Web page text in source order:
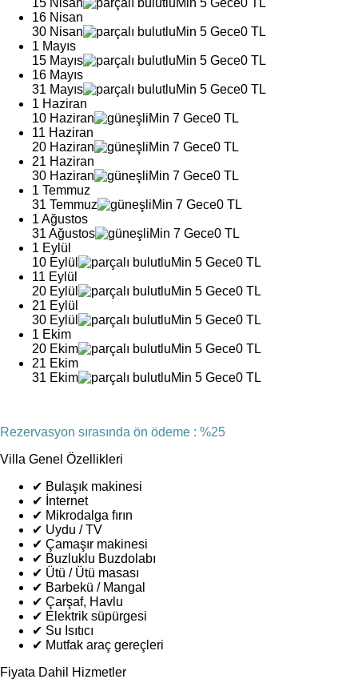
16 Nisan
30 Nisan
Min 5 Gece0 TL
1 Mayıs
15 Mayıs
Min 5 Gece0 TL
16 Mayıs
31 Mayıs
Min 5 Gece0 TL
1 Haziran
10 Haziran
Min 7 Gece0 TL
11 Haziran
20 Haziran
Min 7 Gece0 TL
21 Haziran
30 Haziran
Min 7 Gece0 TL
1 Temmuz
31 Temmuz
Min 7 Gece0 TL
1 Ağustos
31 Ağustos
Min 7 Gece0 TL
1 Eylül
10 Eylül
Min 5 Gece0 TL
11 Eylül
20 Eylül
Min 5 Gece0 TL
21 Eylül
30 Eylül
Min 5 Gece0 TL
1 Ekim
20 Ekim
Min 5 Gece0 TL
21 Ekim
31 Ekim
Min 5 Gece0 TL
Rezervasyon sırasında ön ödeme : %25
Villa Genel Özellikleri
✔ Bulaşık makinesi
✔ İnternet
✔ Mikrodalga fırın
✔ Uydu / TV
✔ Çamaşır makinesi
✔ Buzluklu Buzdolabı
✔ Ütü / Ütü masası
✔ Barbekü / Mangal
✔ Çarşaf, Havlu
✔ Elektrik süpürgesi
✔ Su Isıtıcı
✔ Mutfak araç gereçleri
Fiyata Dahil Hizmetler